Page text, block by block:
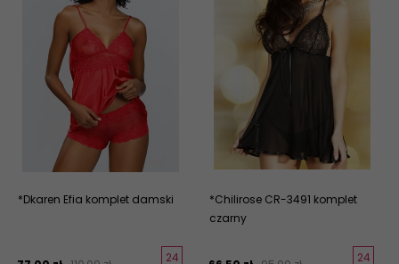
*Dkaren Efia komplet damski
24
*Chilirose CR-3491 komplet
czarny
24